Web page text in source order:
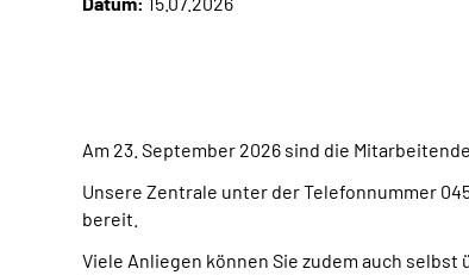
Am 23. September 2026 sind die
Unsere Zentrale unter der Telefonnummer
bereit.
Viele Anliegen können Sie zudem auch